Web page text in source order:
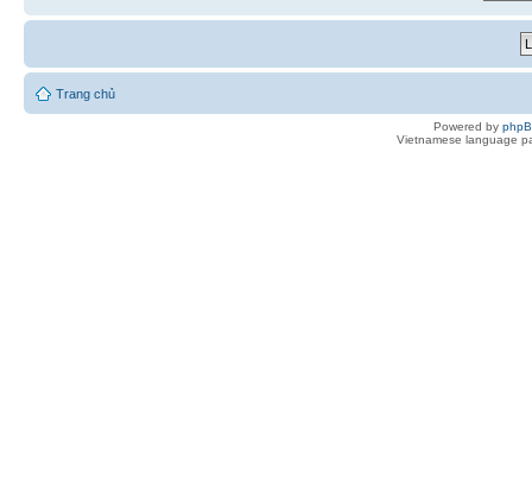
Trang chủ
Powered by
Vietnamese language